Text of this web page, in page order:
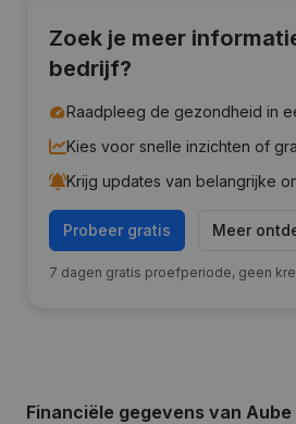
Zoek je meer
bedrijf?
Raadpleeg de gezondheid in
Kies voor snelle inzichten of
Krijg updates van belangrijke
Probeer gratis Meer
7 dagen gratis proefperiode, geen
Financiële gegevens van Aube